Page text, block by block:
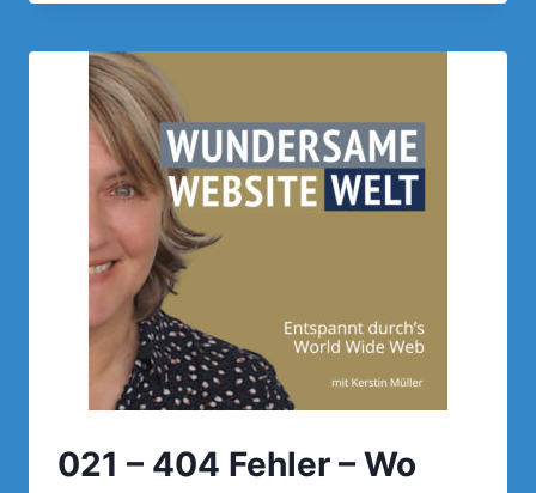
KOMMEN
UND
WIE
DU
SIE
021 – 404 Fehler – Wo